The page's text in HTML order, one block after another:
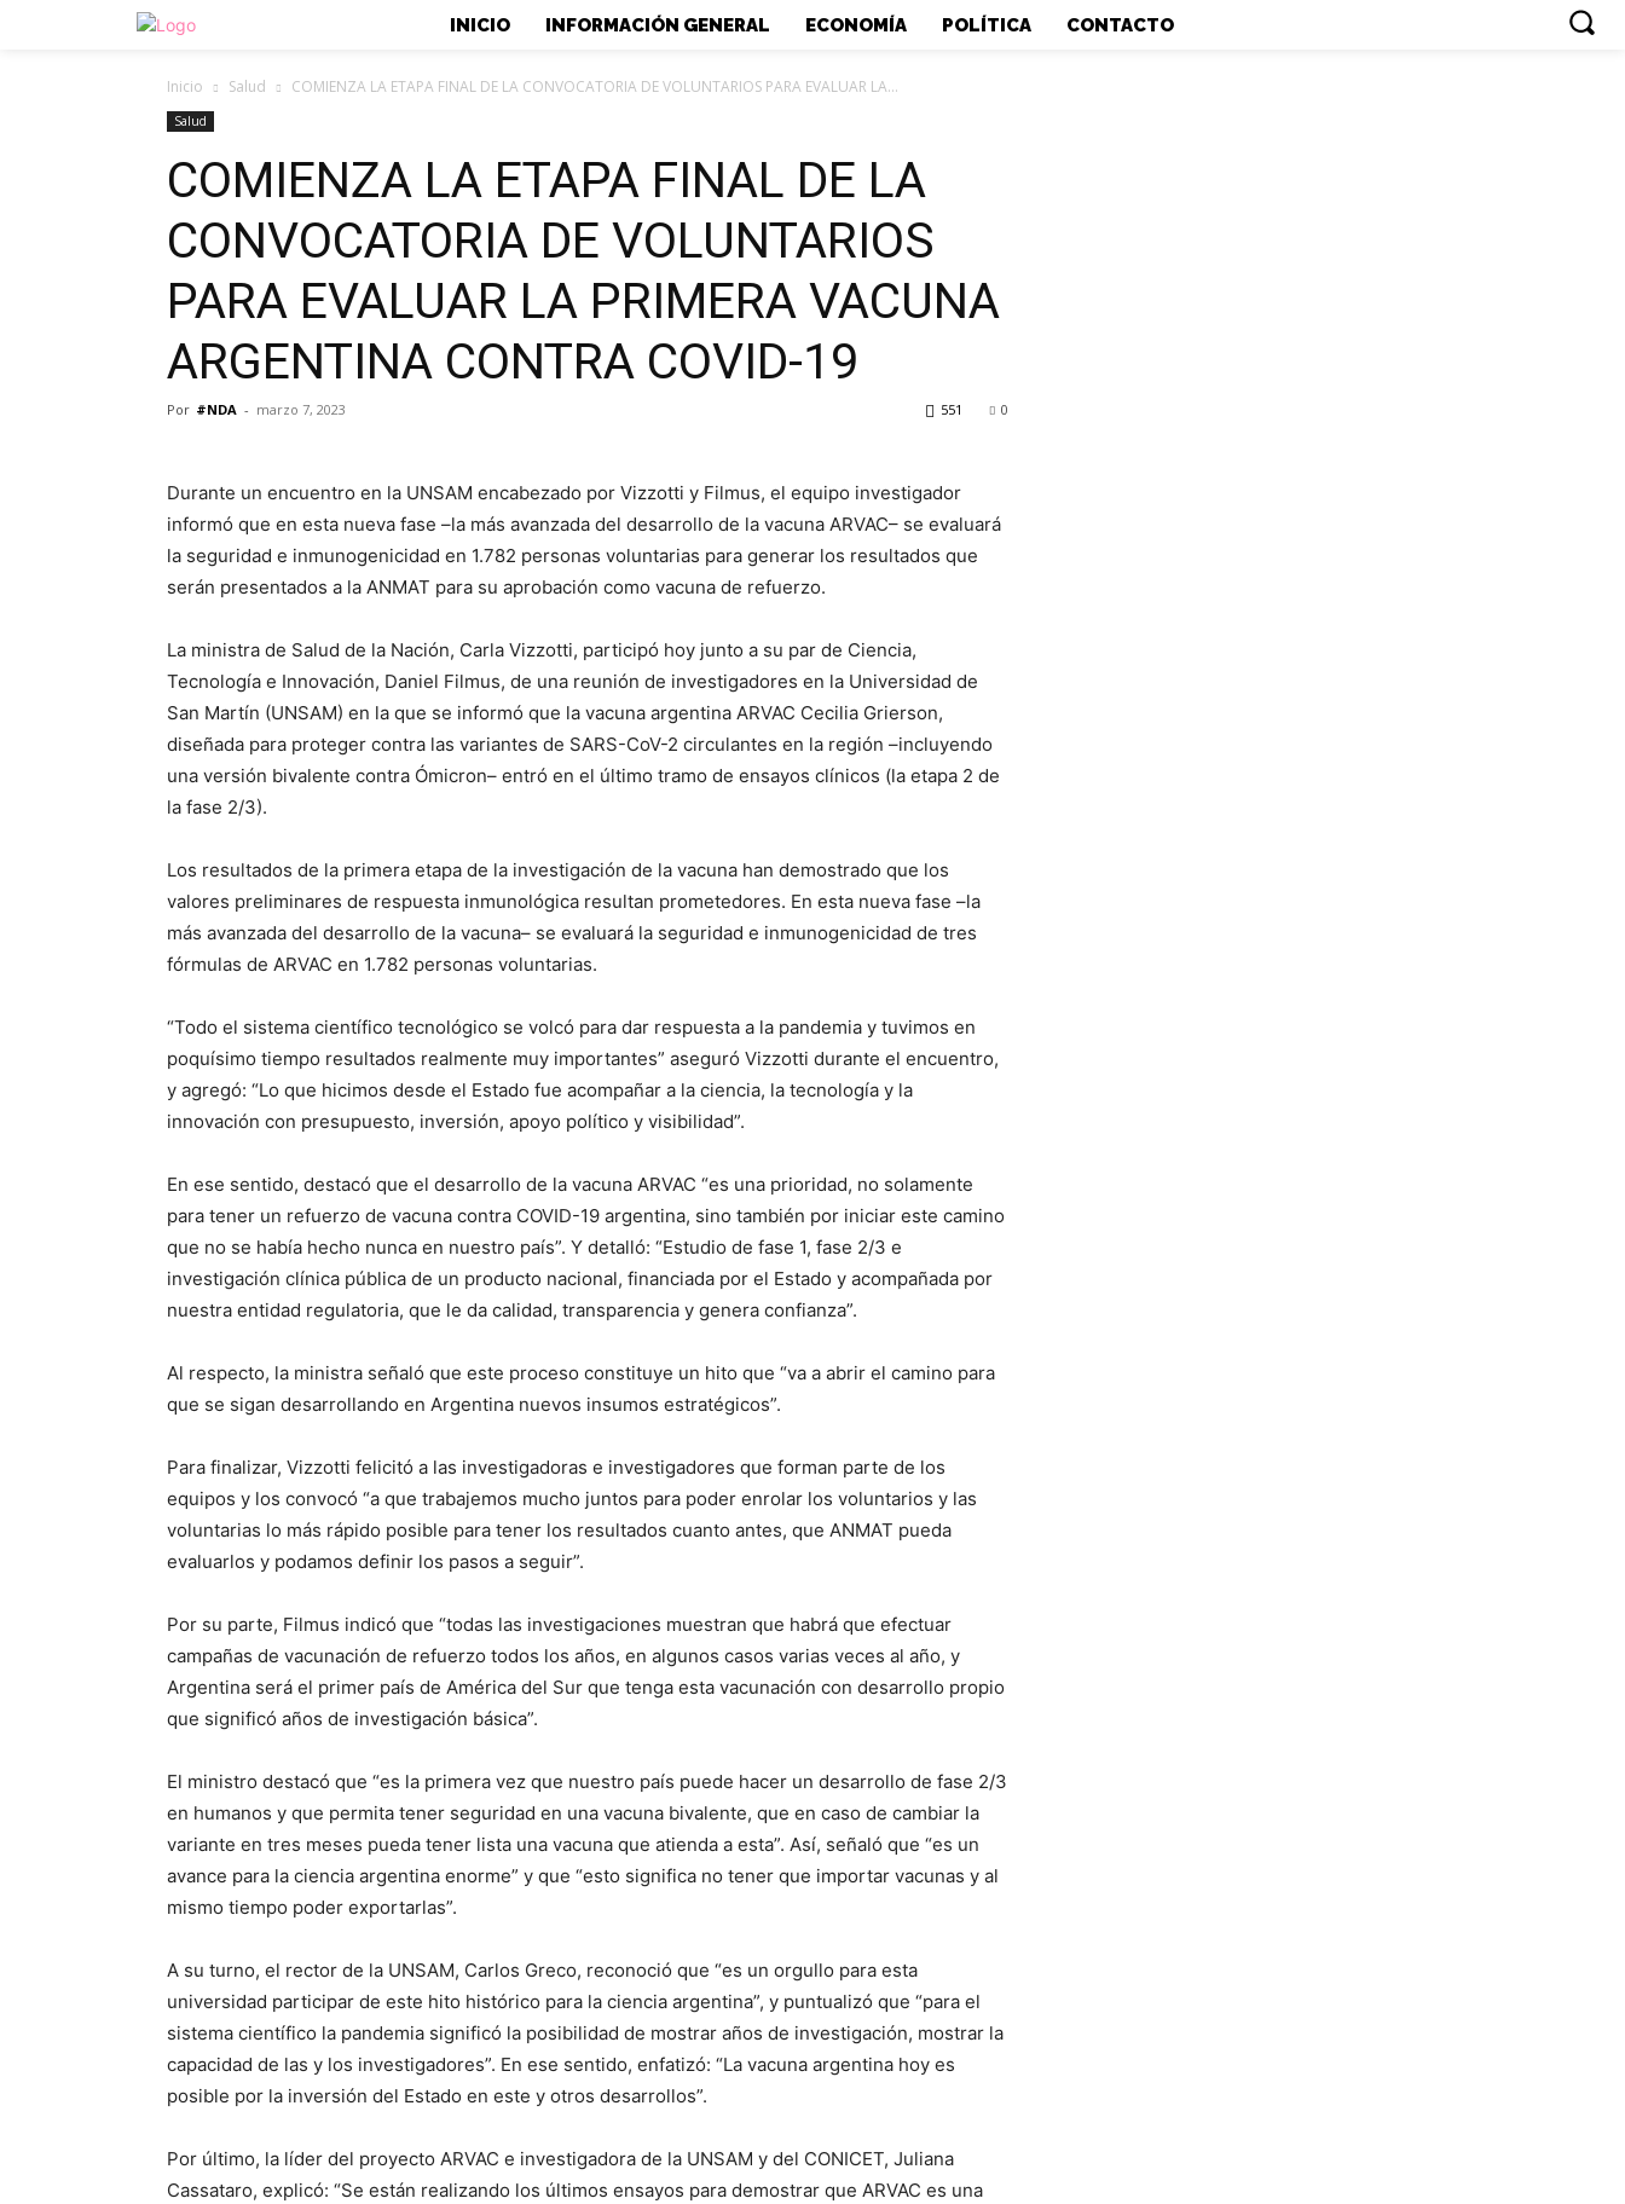
INICIO INFORMACIÓN GENERAL ECONOMÍA POLÍTICA CONTACTO
Inicio Salud COMIENZA LA ETAPA FINAL DE LA CONVOCATORIA DE VOLUNTARIOS PARA EVALUAR LA...
Salud
COMIENZA LA ETAPA FINAL DE LA
CONVOCATORIA DE VOLUNTARIOS
PARA EVALUAR LA PRIMERA VACUNA
ARGENTINA CONTRA COVID-19
Por #NDA - marzo 7, 2023 0
551
Durante un encuentro en la UNSAM encabezado por Vizzotti y Filmus, el equipo investigador
informó que en esta nueva fase –la más avanzada del desarrollo de la vacuna ARVAC– se evaluará
la seguridad e inmunogenicidad en 1.782 personas voluntarias para generar los resultados que
serán presentados a la ANMAT para su aprobación como vacuna de refuerzo.
La ministra de Salud de la Nación, Carla Vizzotti, participó hoy junto a su par de Ciencia,
Tecnología e Innovación, Daniel Filmus, de una reunión de investigadores en la Universidad de
San Martín (UNSAM) en la que se informó que la vacuna argentina ARVAC Cecilia Grierson,
diseñada para proteger contra las variantes de SARS-CoV-2 circulantes en la región –incluyendo
una versión bivalente contra Ómicron– entró en el último tramo de ensayos clínicos (la etapa 2 de
la fase 2/3).
Los resultados de la primera etapa de la investigación de la vacuna han demostrado que los
valores preliminares de respuesta inmunológica resultan prometedores. En esta nueva fase –la
más avanzada del desarrollo de la vacuna– se evaluará la seguridad e inmunogenicidad de tres
fórmulas de ARVAC en 1.782 personas voluntarias.
“Todo el sistema científico tecnológico se volcó para dar respuesta a la pandemia y tuvimos en
poquísimo tiempo resultados realmente muy importantes” aseguró Vizzotti durante el encuentro,
y agregó: “Lo que hicimos desde el Estado fue acompañar a la ciencia, la tecnología y la
innovación con presupuesto, inversión, apoyo político y visibilidad”.
En ese sentido, destacó que el desarrollo de la vacuna ARVAC “es una prioridad, no solamente
para tener un refuerzo de vacuna contra COVID-19 argentina, sino también por iniciar este camino
que no se había hecho nunca en nuestro país”. Y detalló: “Estudio de fase 1, fase 2/3 e
investigación clínica pública de un producto nacional, financiada por el Estado y acompañada por
nuestra entidad regulatoria, que le da calidad, transparencia y genera confianza”.
Al respecto, la ministra señaló que este proceso constituye un hito que “va a abrir el camino para
que se sigan desarrollando en Argentina nuevos insumos estratégicos”.
Para finalizar, Vizzotti felicitó a las investigadoras e investigadores que forman parte de los
equipos y los convocó “a que trabajemos mucho juntos para poder enrolar los voluntarios y las
voluntarias lo más rápido posible para tener los resultados cuanto antes, que ANMAT pueda
evaluarlos y podamos definir los pasos a seguir”.
Por su parte, Filmus indicó que “todas las investigaciones muestran que habrá que efectuar
campañas de vacunación de refuerzo todos los años, en algunos casos varias veces al año, y
Argentina será el primer país de América del Sur que tenga esta vacunación con desarrollo propio
que significó años de investigación básica”.
El ministro destacó que “es la primera vez que nuestro país puede hacer un desarrollo de fase 2/3
en humanos y que permita tener seguridad en una vacuna bivalente, que en caso de cambiar la
variante en tres meses pueda tener lista una vacuna que atienda a esta”. Así, señaló que “es un
avance para la ciencia argentina enorme” y que “esto significa no tener que importar vacunas y al
mismo tiempo poder exportarlas”.
A su turno, el rector de la UNSAM, Carlos Greco, reconoció que “es un orgullo para esta
universidad participar de este hito histórico para la ciencia argentina”, y puntualizó que “para el
sistema científico la pandemia significó la posibilidad de mostrar años de investigación, mostrar la
capacidad de las y los investigadores”. En ese sentido, enfatizó: “La vacuna argentina hoy es
posible por la inversión del Estado en este y otros desarrollos”.
Por último, la líder del proyecto ARVAC e investigadora de la UNSAM y del CONICET, Juliana
Cassataro, explicó: “Se están realizando los últimos ensayos para demostrar que ARVAC es una